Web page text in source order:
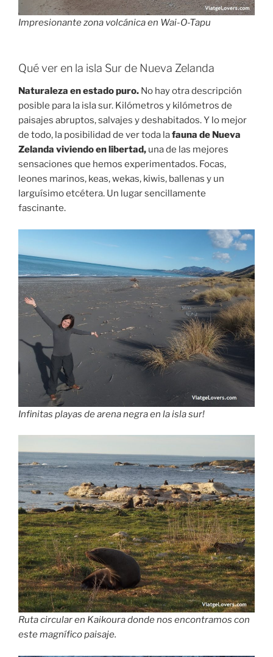
Impresionante zona volcánica en Wai-O-Tapu
Qué ver en la isla Sur de Nueva Zelanda
Naturaleza en estado puro. No hay otra descripción
posible para la isla sur. Kilómetros y kilómetros de
paisajes abruptos, salvajes y deshabitados. Y lo mejor
de todo, la posibilidad de ver toda lafauna de Nueva
Zelanda viviendo en libertad, una de las mejores
sensaciones que hemos experimentados. Focas,
leones marinos, keas, wekas, kiwis, ballenas y un
larguísimo etcétera. Un lugar sencillamente
fascinante.
Infinitas playas de arena negra en la isla sur!
Ruta circular en Kaikoura donde nos encontramos con
este magnífico paisaje.